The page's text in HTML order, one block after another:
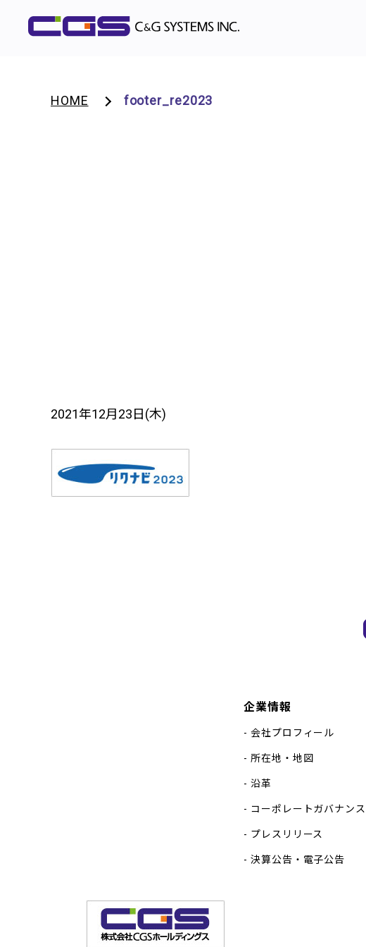
HOME footer_re2023
2021年12月23日(木)
企業情報
会社プロフィール
所在地・地図
沿革
コーポレートガバナンス
プレスリリース
決算公告・電子公告